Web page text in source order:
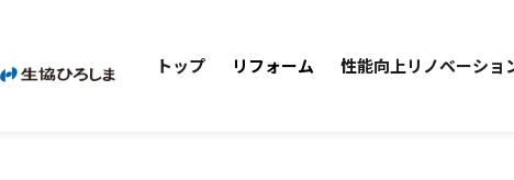
トップ リフォーム 性能向上リノベーショ